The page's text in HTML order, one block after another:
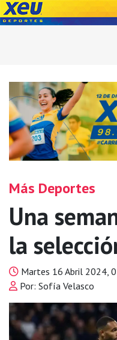
Más Deportes
Una
la
Martes 16 Abril 2024,
Por: Sofía Velasco